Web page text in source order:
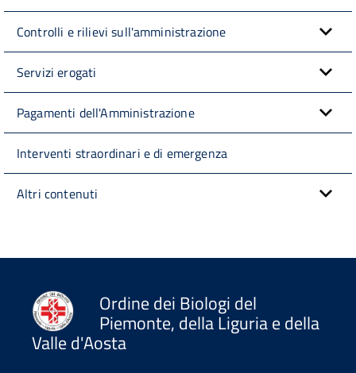
Controlli e rilievi sull'amministrazione
Servizi erogati
Pagamenti dell'Amministrazione
Interventi straordinari e di emergenza
Altri contenuti
Ordine dei Biologi del
Piemonte, della Liguria e della
Valle d'Aosta